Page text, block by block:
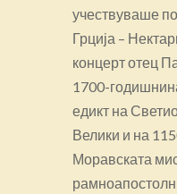
учествуваше
Грција –
концерт отец
1700-
едикт на
Велики и на
Моравската